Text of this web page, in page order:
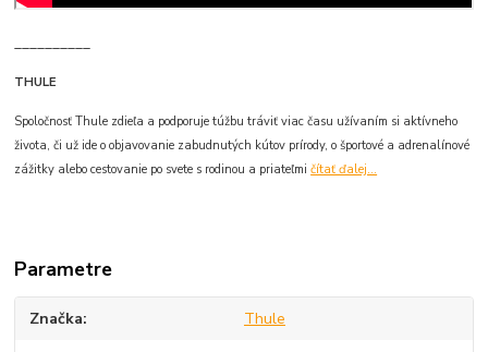
__________
THULE
Spoločnosť Thule zdieľa a podporuje túžbu tráviť viac času užívaním si aktívneho
života, či už ide o objavovanie zabudnutých kútov prírody, o športové a adrenalínové
zážitky alebo cestovanie po svete s rodinou a priateľmičítať ďalej...
Parametre
Značka Thule